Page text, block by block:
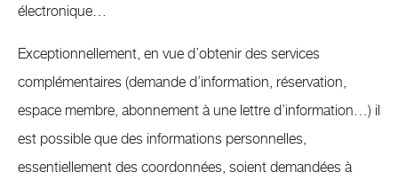
électronique…
Exceptionnellement, en vue d’obtenir des services
complémentaires (demande d’information, réservation,
espace membre, abonnement à une lettre d’information…) il
est possible que des informations personnelles,
essentiellement des coordonnées, soient demandées à